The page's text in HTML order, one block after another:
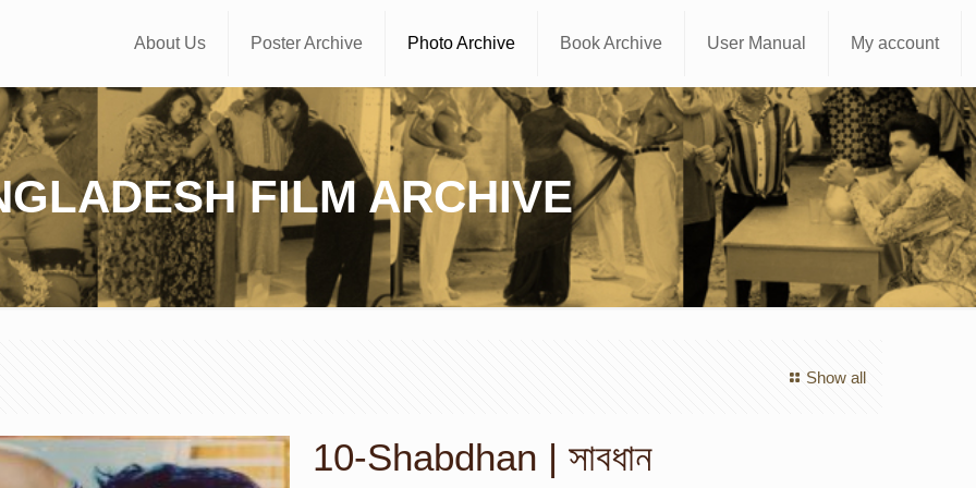
About Us Poster Archive Photo Archive Book Archive User Manual My account
FILM ARCHIVE
Show all
10-Shabdhan | সাবধান